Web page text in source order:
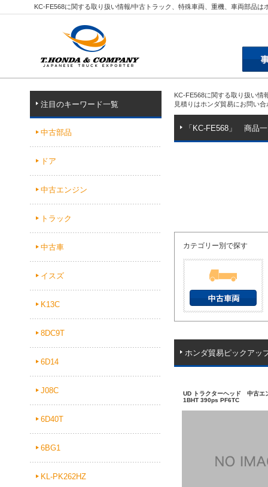
KC-FE568に関する取り扱い情報/中古トラック、特殊車両、重機、車両部品は
注目のキーワード一覧
中古部品
ドア
中古エンジン
トラック
中古車
イスズ
K13C
8DC9T
6D14
J08C
6D40T
6BG1
KL-PK262HZ
KC-FE568に関する取り扱い情
見積りはホンダ貿易にお問い
「KC-FE568」 商品
カテゴリー別で探す
ホンダ貿易ピックアッ
UD トラクターヘッド 中古
1BHT 390ps PF6TC